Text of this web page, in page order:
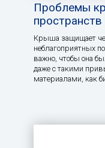
Проблемы
Крыша защищает
неблагоприятных
важно, чтобы она
даже с такими
материалами, как